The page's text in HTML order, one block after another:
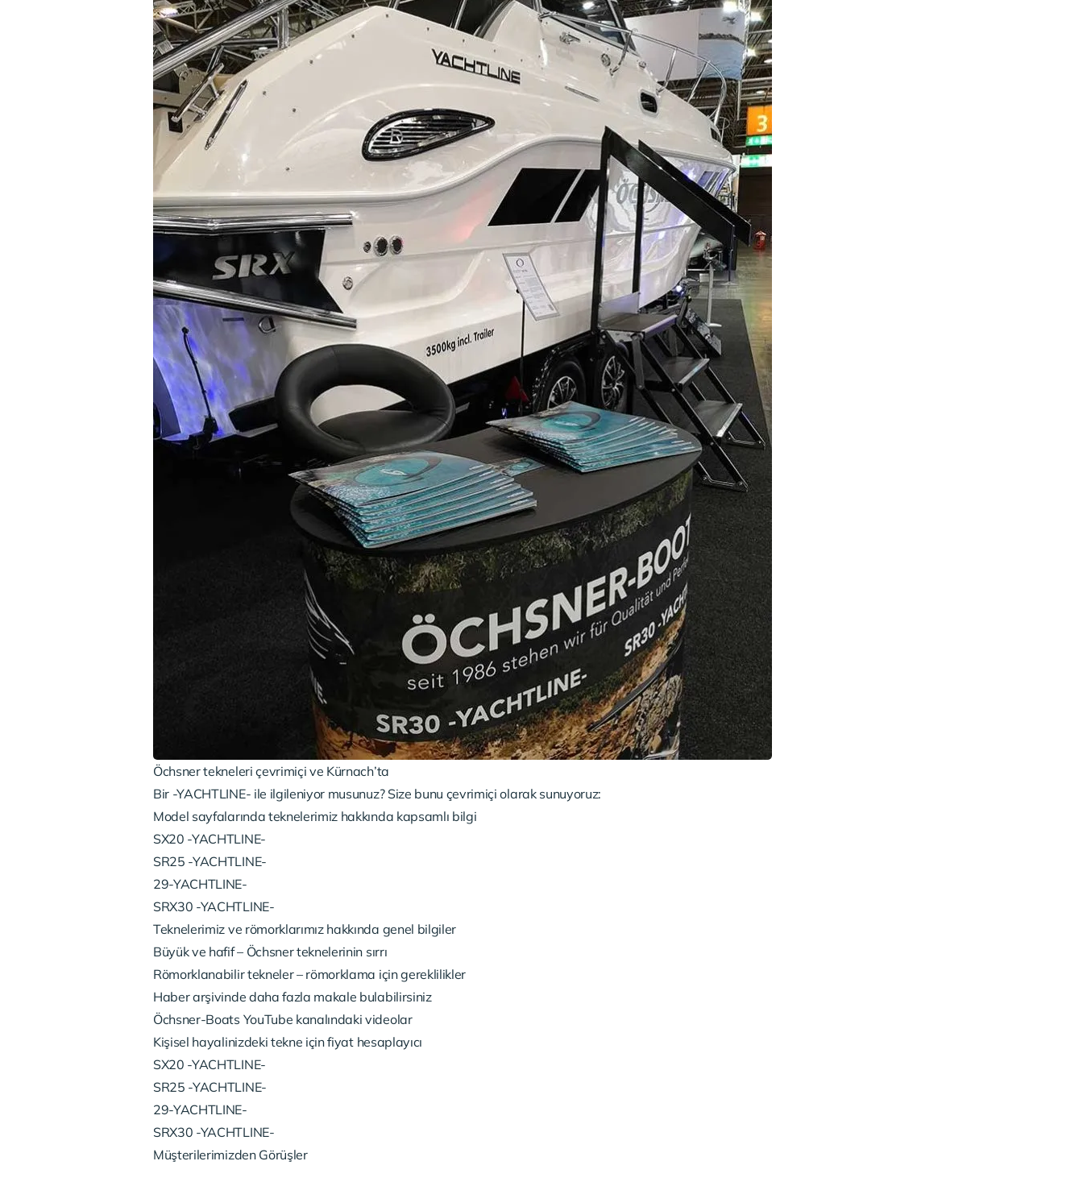
Öchsner tekneleri çevrimiçi ve Kürnach’ta
Bir -YACHTLINE- ile ilgileniyor musunuz? Size bunu çevrimiçi olarak sunuyoruz:
Model sayfalarında teknelerimiz hakkında kapsamlı bilgi
SX20 -YACHTLINE-
SR25 -YACHTLINE-
29-YACHTLINE-
SRX30 -YACHTLINE-
Teknelerimiz ve römorklarımız hakkında genel bilgiler
Büyük ve hafif – Öchsner teknelerinin sırrı
Römorklanabilir tekneler – römorklama için gereklilikler
Haber arşivinde daha fazla makale bulabilirsiniz
Öchsner-Boats YouTube kanalındaki videolar
Kişisel hayalinizdeki tekne için fiyat hesaplayıcı
SX20 -YACHTLINE-
SR25 -YACHTLINE-
29-YACHTLINE-
SRX30 -YACHTLINE-
Müşterilerimizden Görüşler